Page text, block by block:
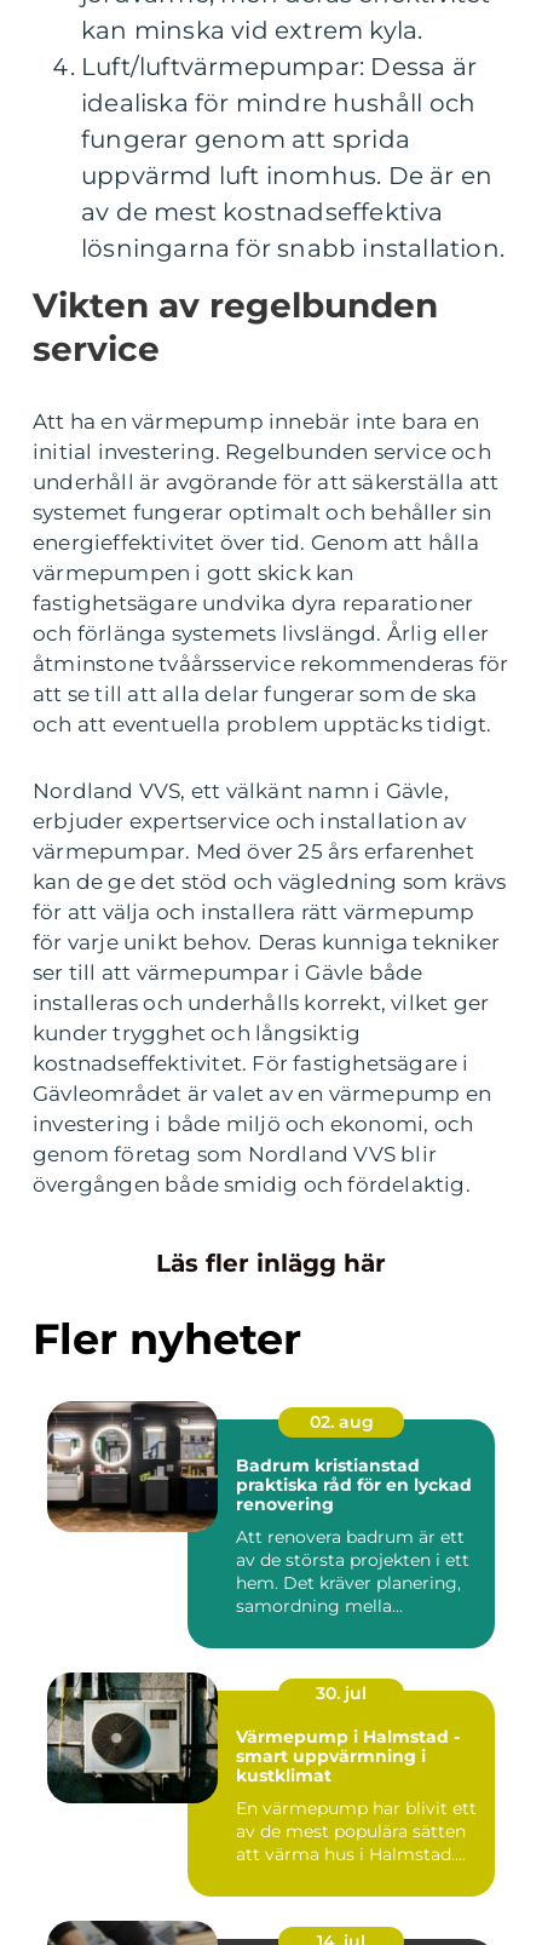
kan minska vid extrem kyla.
Luft/luftvärmepumpar: Dessa är
idealiska för mindre hushåll och
fungerar genom att sprida
uppvärmd luft inomhus. De är en
av de mest kostnadseffektiva
lösningarna för snabb installation.
Vikten av regelbunden
service
Att ha en värmepump innebär inte bara en
initial investering. Regelbunden service och
underhåll är avgörande för att säkerställa att
systemet fungerar optimalt och behåller sin
energieffektivitet över tid. Genom att hålla
värmepumpen i gott skick kan
fastighetsägare undvika dyra reparationer
och förlänga systemets livslängd. Årlig eller
åtminstone tvåårsservice rekommenderas för
att se till att alla delar fungerar som de ska
och att eventuella problem upptäcks tidigt.
Nordland VVS, ett välkänt namn i Gävle,
erbjuder expertservice och installation av
värmepumpar. Med över 25 års erfarenhet
kan de ge det stöd och vägledning som krävs
för att välja och installera rätt värmepump
för varje unikt behov. Deras kunniga tekniker
ser till att värmepumpar i Gävle både
installeras och underhålls korrekt, vilket ger
kunder trygghet och långsiktig
kostnadseffektivitet. För fastighetsägare i
Gävleområdet är valet av en värmepump en
investering i både miljö och ekonomi, och
genom företag som Nordland VVS blir
övergången både smidig och fördelaktig.
Läs fler inlägg här
Fler nyheter
02. aug
Badrum kristianstad
praktiska råd för en lyckad
renovering
Att renovera badrum är ett
av de största projekten i ett
hem. Det kräver planering,
samordning mella...
30. jul
Värmepump i Halmstad -
smart uppvärmning i
kustklimat
En värmepump har blivit ett
av de mest populära sätten
att värma hus i Halmstad....